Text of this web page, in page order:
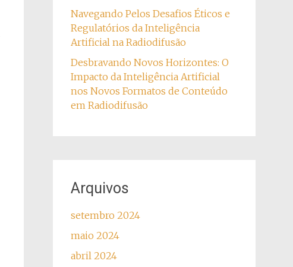
Navegando Pelos Desafios Éticos e
Regulatórios da Inteligência
Artificial na Radiodifusão
Desbravando Novos Horizontes: O
Impacto da Inteligência Artificial
nos Novos Formatos de Conteúdo
em Radiodifusão
Arquivos
setembro 2024
maio 2024
abril 2024